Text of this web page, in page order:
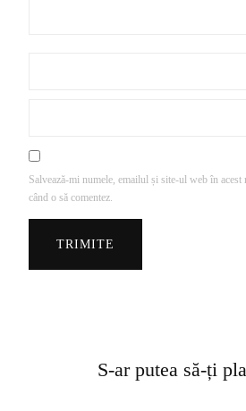
Salvează-mi numele, emailul și site-ul web în
când o să comentez.
S-ar putea să-ți